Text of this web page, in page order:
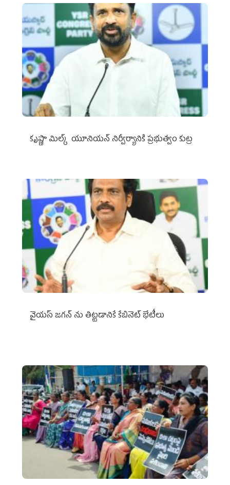
కృష్ణా మిల్క్‌ యూనియన్‌ నిర్వీర్యానికి ప్రభుత్వం కుట్ర
వైయ‌స్ జగన్‌ ను తిట్టడానికే కేబినెట్‌ భేటీలు